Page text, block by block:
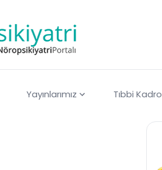
Yayınlarımız Tıbbi Kadro